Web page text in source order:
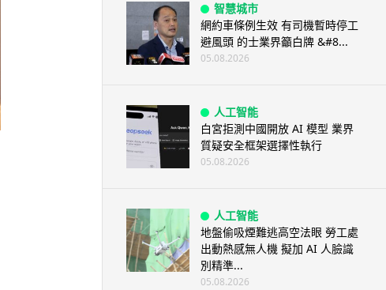
智慧城市
網約車條例生效 有司機暫時停工
避風頭 的士業界籲白牌 &#8...
05.08.2026
人工智能
白宮拒測中國開放 AI 模型 業界
質疑安全框架選擇性執行
05.08.2026
人工智能
地盤偷吸煙難逃高空法眼 勞工處
出動熱感無人機 擬加 AI 人臉識
別精準...
05.08.2026